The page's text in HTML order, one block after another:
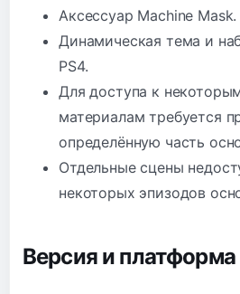
Аксессуар Machine Mask.
Динамическая тема и
PS4.
Для доступа к
материалам требуется
определённую часть
Отдельные сцены
некоторых эпизодов
Версия и платформа